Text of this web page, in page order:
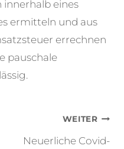
innerhalb eines
ermitteln und aus
errechnen
pauschale
WEITER
Neuerliche Covid-